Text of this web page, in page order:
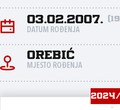
03.02.2007.
DATUM ROĐENJA
Orebić
MJESTO ROĐENJA